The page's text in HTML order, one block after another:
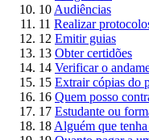
10 Audiências
11 Realizar
12 Emitir guias
13 Obter certidões
14 Verificar o
15 Extrair cópias do
16 Quem posso
17 Estudante ou
18 Alguém que